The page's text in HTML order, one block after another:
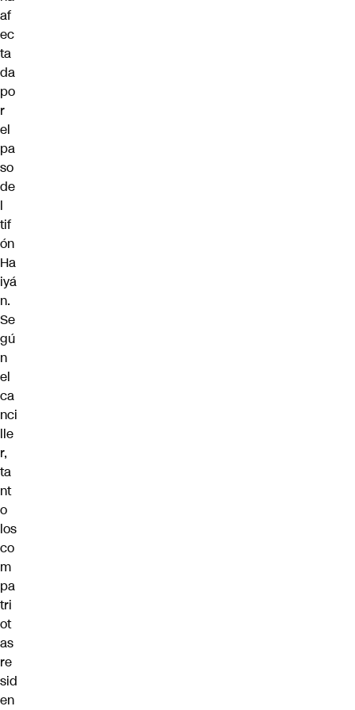
af
ec
ta
da
po
r
el
pa
so
de
l
tif
ón
Ha
iyá
n.
Se
gú
n
el
ca
nci
lle
r,
ta
nt
o
los
co
m
pa
tri
ot
as
re
sid
en